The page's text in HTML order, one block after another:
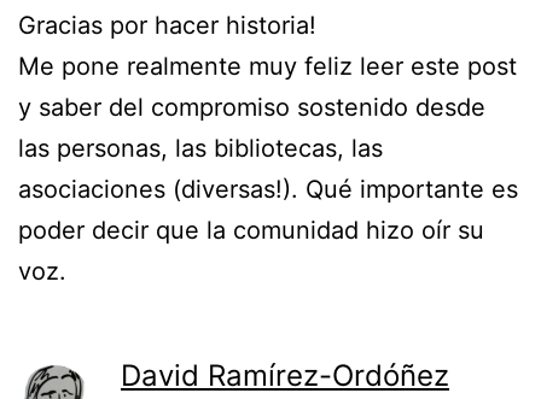
Gracias por hacer historia!
Me pone realmente muy feliz leer este post
y saber del compromiso sostenido desde
las personas, las bibliotecas, las
asociaciones (diversas!). Qué importante es
poder decir que la comunidad hizo oír su
voz.
David Ramírez-Ordóñez